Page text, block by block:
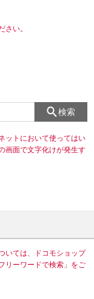
さい。
検索
ットにおいて使ってはい
画面で文字化けが発生す
いては、ドコモショップ
リーワードで検索」をご